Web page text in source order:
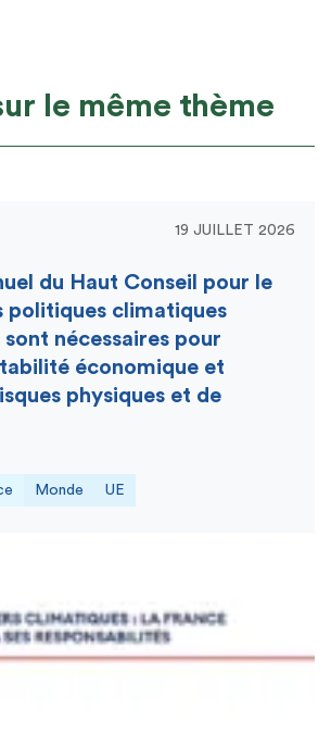
le même thème
19 JUILLET 2026
du Haut Conseil pour le
politiques climatiques
nécessaires pour
économique et
physiques et de
Monde UE